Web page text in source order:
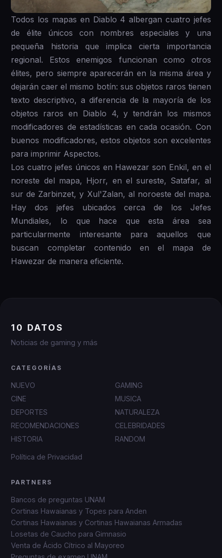
Todos los mapas en Diablo 4 albergan cuatro jefes
de élite únicos con nombres especiales y una
pequeña historia que implica cierta importancia
regional. Estos enemigos funcionan como otros
élites, pero siempre aparecerán en la misma área y
dejarán caer el mismo botín: sus objetos raros tienen
texto descriptivo, a diferencia de la mayoría de los
objetos raros en Diablo 4, y tendrán los mismos
modificadores de estadísticas en cada ocasión. Con
buenos modificadores, estos objetos son excelentes
para imprimir Aspectos.
Los cuatro jefes únicos en Hawezar son Enkil, en el
noreste del mapa, Hjorr, en el sureste, Satafar, al
sur de Zarbinzet, y Xul'Zalan, al noroeste del mapa.
Hay dos jefes ubicados cerca de los Jefes
Mundiales, lo que hace que esta área sea
particularmente interesante para aquellos que
buscan completar contenido en el mapa de
Hawezar de manera eficiente.
10 DATOS
Noticias de gaming y más
CATEGORÍAS
NUEVO
GAMING
CINE
MUSICA
DEPORTES
NATURALEZA
RECOMENDACIONES
CELEBRIDADES
HISTORIA
RANDOM
Política de Privacidad
PARTNERS
Bancos de preguntas UNAM
Cortinas Hawaianas y Topes para Anden
Cortinas Hawaianas y Cortinas Hawaianas Armadas
Losetas de Caucho para Gimnasio
Venta de Ácido Cítrico al Mayoreo